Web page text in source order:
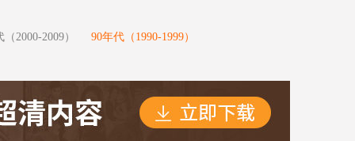
2000-2009）
90年代（1990-1999）